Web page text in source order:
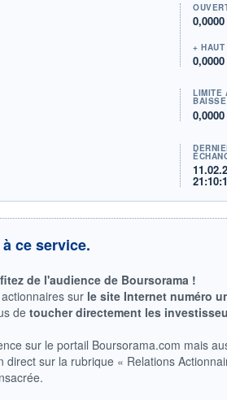
0,0000
+ HAUT
0,0000
LIMITE
BAISSE
0,0000
ce service.
de l'audience de Boursorama !
sur le site Internet numéro
detoucher directement les
sur le portail Boursorama.com mais
direct sur la rubrique « Relations